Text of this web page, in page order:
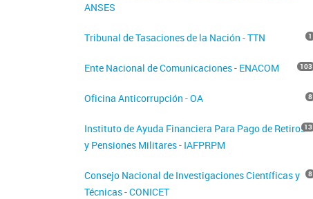
ANSES
Tribunal de Tasaciones de la Nación - TTN 1
Ente Nacional de Comunicaciones - ENACOM 103
Oficina Anticorrupción - OA 8
Instituto de Ayuda Financiera Para Pago de Retiros
y Pensiones Militares - IAFPRPM
13
Consejo Nacional de Investigaciones Científicas y
Técnicas - CONICET
8